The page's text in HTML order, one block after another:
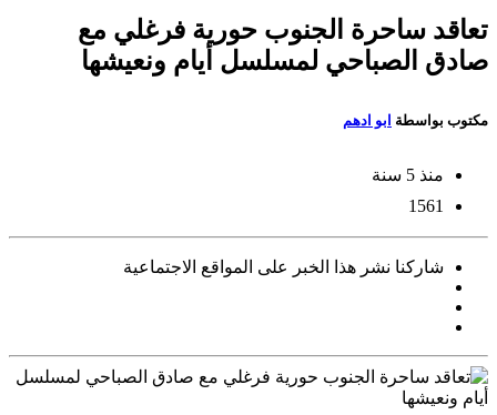
تعاقد ساحرة الجنوب حورية فرغلي مع
صادق الصباحي لمسلسل أيام ونعيشها
مكتوب بواسطة ابو ادهم
منذ 5 سنة
1561
شاركنا نشر هذا الخبر على المواقع الاجتماعية